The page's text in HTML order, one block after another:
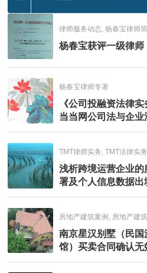
律师服务动态, 杨春宝律师
杨春宝获评一级律师
杨春宝律师专著
《公司投融资法律
当当网公司法与企业
畅销图书榜
TMT律师实务, TMT法律实务
浅析跨境运营企业的
署及个人信息数据出
房地产建筑案例, 房地产建
南京星汉别墅（民国
馆）买卖合同确认无
判决书